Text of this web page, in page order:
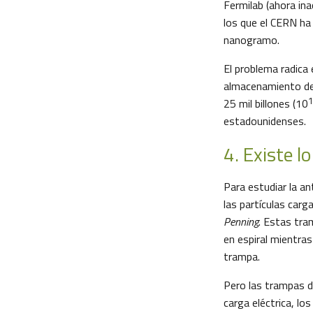
Fermilab (ahora
los que el CERN
nanogramo.
El problema
almacenamiento
25 mil billones (10
estadounidenses.
4. Existe
Para estudiar la
las partículas
Penning. Estas
en espiral
trampa.
Pero las trampas
carga eléctrica,